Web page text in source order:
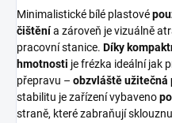
Minimalistické bílé plastové
čištěnía zároveň je vizuálně
pracovní stanice. Díky
hmotnosti je frézka ideální jak
přepravu – obzvláště užitečná
stabilitu je zařízení vybaveno
straně, které zabraňují